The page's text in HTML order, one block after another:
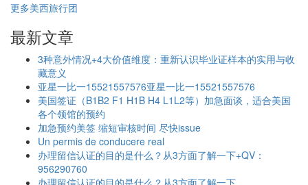
更多美西旅行团
最新文章
3种意外情况+4大价值维度：重新认识毕业证样本的实用与收
藏意义
亚星一比一15521557576亚星一比一15521557576
美国签证（B1B2 F1 H1B H4 L1L2等）加急面谈，适合美国
各个领馆的预约
加急预约美签 缩短审核时间 尽快issue
Un permis de conducere real
办理留信认证的目的是什么？从3方面了解一下+QV：
956290760
办理留信认证的目的是什么？从3方面了解一下